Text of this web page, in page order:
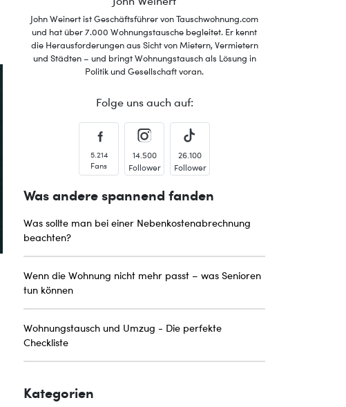
John Weinert ist Geschäftsführer von Tauschwohnung.com
und hat über 7.000 Wohnungstausche begleitet. Er kennt
die Herausforderungen aus Sicht von Mietern, Vermietern
und Städten – und bringt Wohnungstausch als Lösung in
Politik und Gesellschaft voran.
Folge uns auch auf:
5.214
Fans
14.500
Follower
26.100
Follower
Was andere spannend fanden
Was sollte man bei einer Nebenkostenabrechnung
beachten?
Wenn die Wohnung nicht mehr passt – was Senioren
tun können
Wohnungstausch und Umzug - Die perfekte
Checkliste
Kategorien